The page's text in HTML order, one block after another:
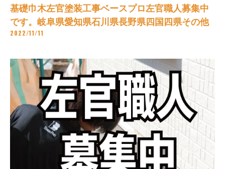
基礎巾木左官塗装工事ベースプロ左官職人募集中
です。岐阜県愛知県石川県長野県四国四県その他
2022/11/11